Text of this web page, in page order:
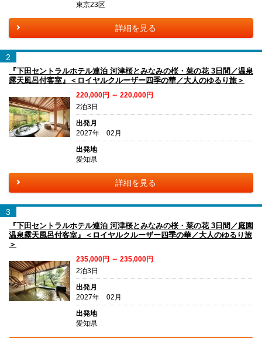
東京23区
詳細を見る
2
『下田セントラルホテル連泊 河津桜とみなみの桜・菜の花 3日間／温泉
露天風呂付客室』＜ロイヤルクルーザー四季の華／大人のゆるり旅＞
220,000円 ～ 220,000円
2泊3日
出発月
2027年 02月
出発地
愛知県
詳細を見る
3
『下田セントラルホテル連泊 河津桜とみなみの桜・菜の花 3日間／庭園
温泉露天風呂付客室』＜ロイヤルクルーザー四季の華／大人のゆるり旅
＞
235,000円 ～ 235,000円
2泊3日
出発月
2027年 02月
出発地
愛知県